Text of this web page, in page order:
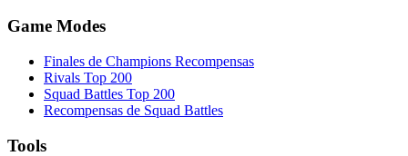
Game Modes
Finales de Champions Recompensas
Rivals Top 200
Squad Battles Top 200
Recompensas de Squad Battles
Tools